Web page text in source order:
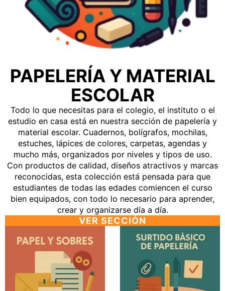
PAPELERÍA Y MATERIAL
ESCOLAR
Todo lo que necesitas para el colegio, el instituto o el
estudio en casa está en nuestra sección de papelería y
material escolar. Cuadernos, bolígrafos, mochilas,
estuches, lápices de colores, carpetas, agendas y
mucho más, organizados por niveles y tipos de uso.
Con productos de calidad, diseños atractivos y marcas
reconocidas, esta colección está pensada para que
estudiantes de todas las edades comiencen el curso
bien equipados, con todo lo necesario para aprender,
crear y organizarse día a día.
VER SECCIÓN